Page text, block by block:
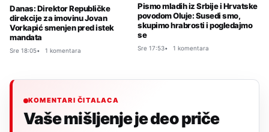
Danas: Direktor Republičke
direkcije za imovinu Jovan
Vorkapić smenjen pred istek
mandata
Sre 18:05 1 komentara
Pismo mladih iz Srbije i Hrvatske
povodom Oluje: Susedi smo,
skupimo hrabrosti i pogledajmo
se
Sre 17:53 1 komentara
KOMENTARI ČITALACA
Vaše mišljenje je deo priče